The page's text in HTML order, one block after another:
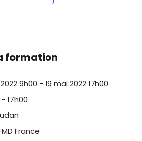
formation
9h00 -19 mai 2022 17h00
17h00
France